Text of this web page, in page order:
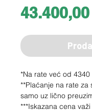
*Na rate već od
**Plaćanje na rate za
samo uz lično
***Iskazana cena